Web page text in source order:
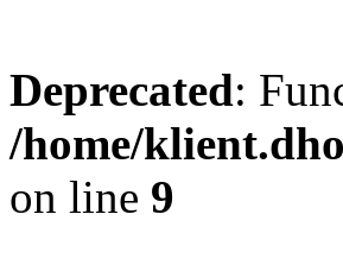
Deprecated:
/home/
on line 9